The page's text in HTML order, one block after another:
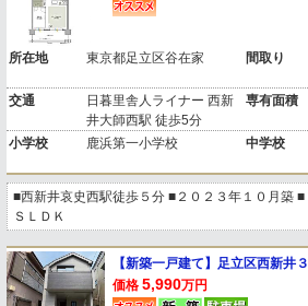
所在地 東京都足立区谷在家 間取り
交通
日暮里舎人ライナー 西新
井大師西駅 徒歩5分
専有面積
小学校 鹿浜第一小学校 中学校
■西新井哀史西駅徒歩５分 ■２０２３年１０月築
ＳＬＤＫ
【新築一戸建て】足立区西新
価格 5,990万円